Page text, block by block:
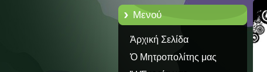
Μενού
Ἀρχική Σελίδα
Ὁ Μητροπολίτης μας